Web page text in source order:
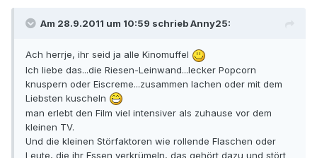
Am 28.9.2011 um 10:59 schrieb Anny25:
Ach herrje, ihr seid ja alle Kinomuffel
Ich liebe das...die Riesen-Leinwand...lecker Popcorn
knuspern oder Eiscreme...zusammen lachen oder mit dem
Liebsten kuscheln
man erlebt den Film viel intensiver als zuhause vor dem
kleinen TV.
Und die kleinen Störfaktoren wie rollende Flaschen oder
Leute, die ihr Essen verkrümeln, das gehört dazu und stört